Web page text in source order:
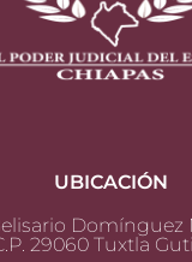
UBICACIÓN
Domínguez
29060 Tuxtla